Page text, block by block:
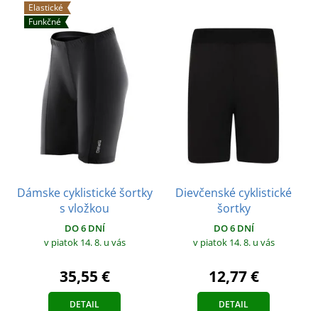
Elastické
Funkčné
Dámske cyklistické šortky
s vložkou
DO 6 DNÍ
v piatok 14. 8. u vás
35,55 €
DETAIL
Dievčenské cyklistické
šortky
DO 6 DNÍ
v piatok 14. 8. u vás
12,77 €
DETAIL